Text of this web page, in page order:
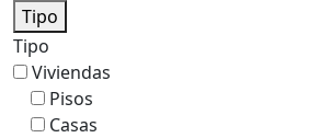
Tipo
Tipo
Viviendas
Pisos
Casas